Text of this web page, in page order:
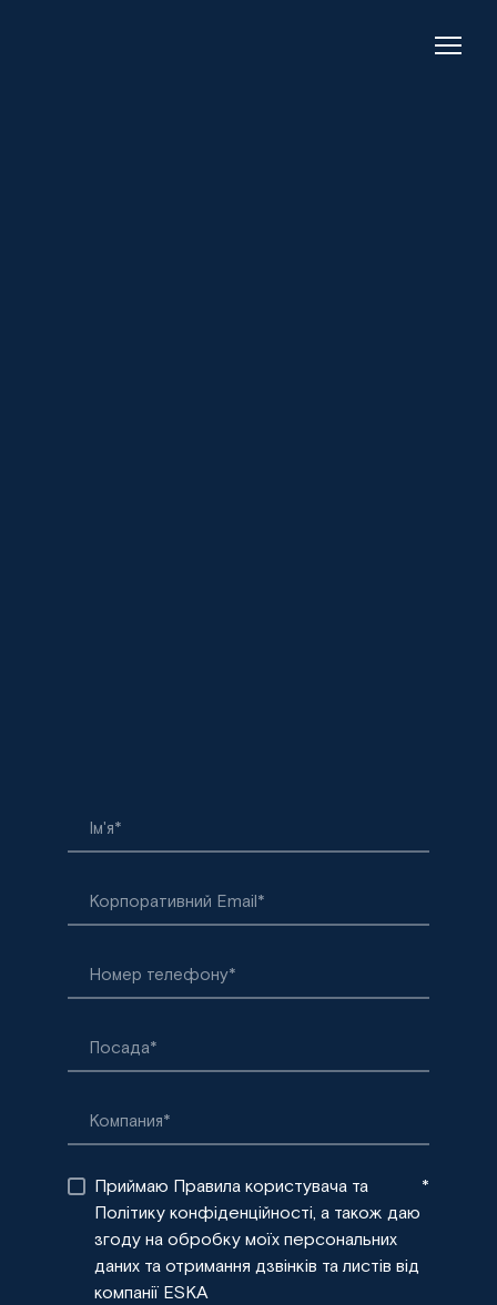
Приймаю Правила користувача та
Політику конфіденційності, а також даю
згоду на обробку моїх персональних
даних та отримання дзвінків та листів від
компанії ESKA
*